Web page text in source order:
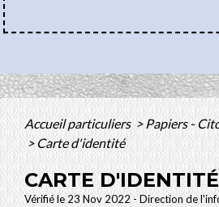
Accueil particuliers >Papiers -
>Carte d'identité
CARTE D'IDENTITÉ
Vérifié le 23 Nov 2022 - Direction de